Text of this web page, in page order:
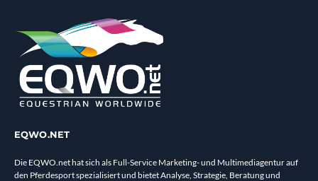
EQWO.NET
Die EQWO.net hat sich als Full-Service Marketing- und Multimediagentur auf
den Pferdesport spezialisiert und bietet Analyse, Strategie, Beratung und